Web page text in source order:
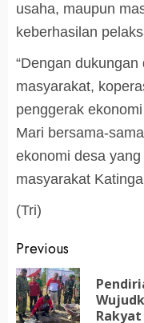
usaha, maupun
keberhasilan
“Dengan
masyarakat,
penggerak
Mari bersama-
ekonomi desa
masyarakat
(Tri)
Post
navigation
Previous
Rakyat